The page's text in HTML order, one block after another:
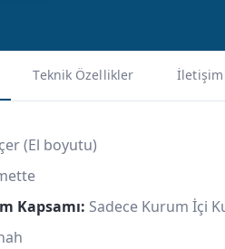
Teknik Özellikler İletişim
(El boyutu)
Kapsamı: Sadece Kurum İçi